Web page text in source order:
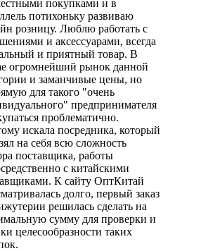
покупками и в
потихоньку развиваю
розницу. Люблю работать с
и аксессуарами, всегда
и приятный товар. В
огромнейший рынок данной
и заманчивые цены, но
для такого "очень
предпринимателя
проблематично.
искала посредника, который
на себя всю сложность
поставщика, работы
с китайскими
К сайту ОптКитай
долго, первый заказ
решилась сделать на
сумму для проверки и
целесообразности таких